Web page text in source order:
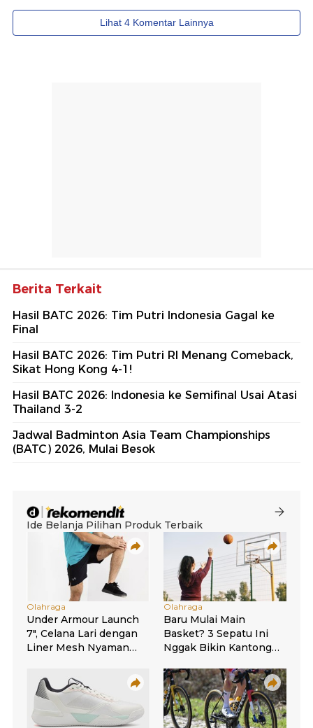
Berita Terkait
Hasil BATC 2026: Tim Putri Indonesia Gagal ke
Final
Hasil BATC 2026: Tim Putri RI Menang Comeback,
Sikat Hong Kong 4-1!
Hasil BATC 2026: Indonesia ke Semifinal Usai Atasi
Thailand 3-2
Jadwal Badminton Asia Team Championships
(BATC) 2026, Mulai Besok